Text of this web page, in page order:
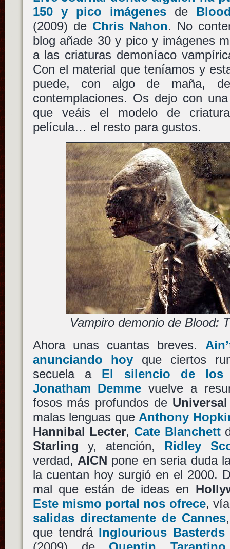
150 y pico imágenesde
(2009) de Chris Nahon. No
blog añade 30 y pico y imágenes
a las criaturas demoníaco
Con el material que teníamos y
puede, con algo de maña,
contemplaciones. Os dejo con
que veáis el modelo de
película… el resto para gustos.
Vampiro demonio de Blood:
Ahora unas cuantas breves.
anunciando hoy que ciertos
secuela a El silencio de los
Jonatham Demme vuelve a
fosos más profundos de
malas lenguas que Anthony
Hannibal Lecter, Cate Blanchett
Starling y, atención, Ridley
verdad, AICN pone en seria duda
la cuentan hoy surgió en el 2000.
mal que están de ideas en
Este mismo portal nos ofrece,
salidas directamente de Cannes
que tendrá Inglourious